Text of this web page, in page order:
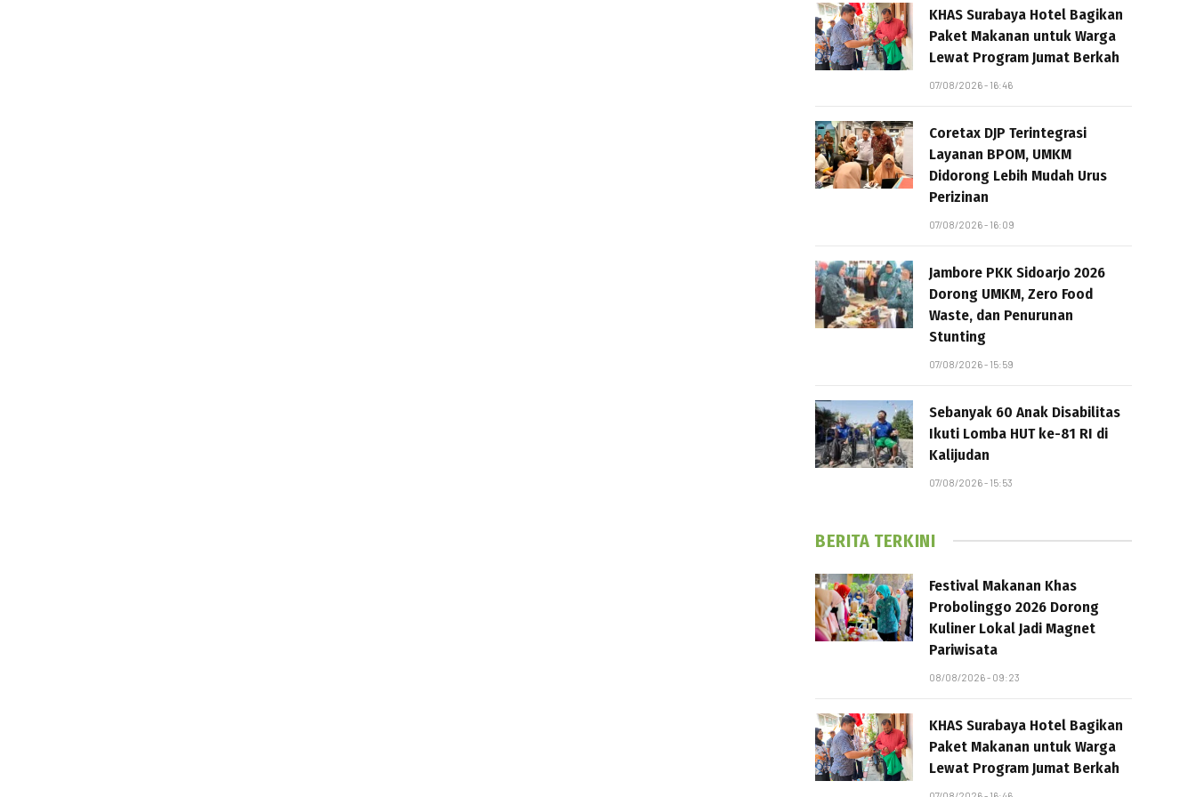
KHAS Surabaya Hotel Bagikan
Paket Makanan untuk Warga
Lewat Program Jumat Berkah
07/08/2026 - 16:46
Coretax DJP Terintegrasi
Layanan BPOM, UMKM
Didorong Lebih Mudah Urus
Perizinan
07/08/2026 - 16:09
Jambore PKK Sidoarjo 2026
Dorong UMKM, Zero Food
Waste, dan Penurunan
Stunting
07/08/2026 - 15:59
Sebanyak 60 Anak Disabilitas
Ikuti Lomba HUT ke-81 RI di
Kalijudan
07/08/2026 - 15:53
BERITA TERKINI
Festival Makanan Khas
Probolinggo 2026 Dorong
Kuliner Lokal Jadi Magnet
Pariwisata
08/08/2026 - 09:23
KHAS Surabaya Hotel Bagikan
Paket Makanan untuk Warga
Lewat Program Jumat Berkah